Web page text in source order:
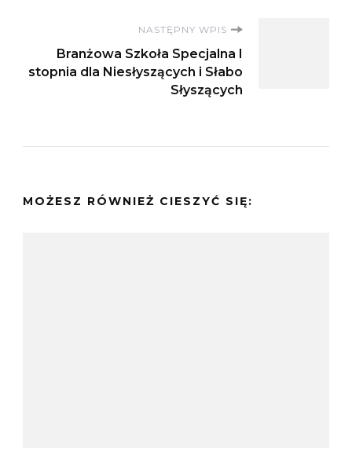
NASTĘPNY WPIS
Branżowa Szkoła Specjalna I
stopnia dla Niesłyszących i Słabo
Słyszących
MOŻESZ RÓWNIEŻ CIESZYĆ SIĘ: